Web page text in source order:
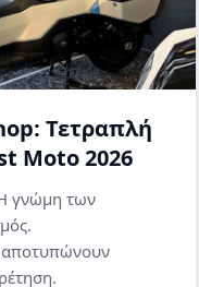
Τετραπλή
Moto 2026
γνώμη των
αποτυπώνουν